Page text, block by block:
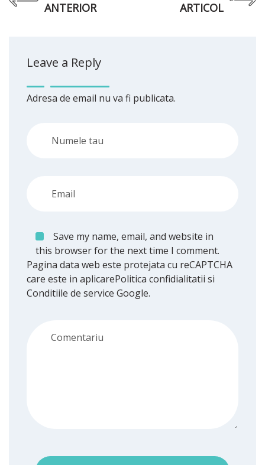
ANTERIOR
ARTICOL
Leave a Reply
Adresa de email nu va fi publicata.
Save my name, email, and website in
this browser for the next time I comment.
Pagina data web este protejata cu reCAPTCHA
care este in aplicarePolitica confidialitatii si
Conditiile de service Google.